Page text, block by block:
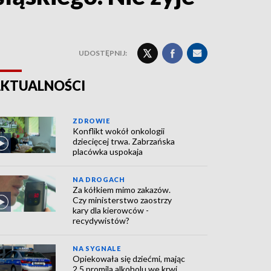
UDOSTĘPNIJ:
ZDROWIE
Konflikt wokół onkologii
dziecięcej trwa. Zabrzańska
placówka uspokaja
NA DROGACH
Za kółkiem mimo zakazów.
Czy ministerstwo zaostrzy
kary dla kierowców -
recydywistów?
NA SYGNALE
Opiekowała się dziećmi, mając
2,5 promila alkoholu we krwi.